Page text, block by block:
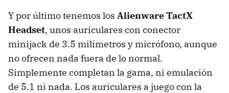
Y por último tenemos los Alienware TactX
Headset, unos auriculares con conector
minijack de 3.5 milímetros y micrófono, aunque
no ofrecen nada fuera de lo normal.
Simplemente completan la gama, ni emulación
de 5.1 ni nada. Los auriculares a juego con la